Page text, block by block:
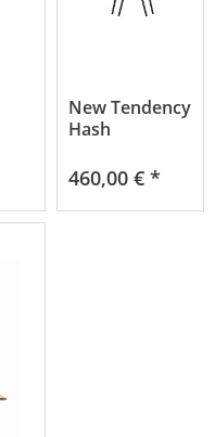
New Tendency
Hash
460,00 € *